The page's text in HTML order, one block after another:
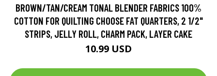
BROWN/TAN/CREAM TONAL BLENDER FABRICS 100%
COTTON FOR QUILTING CHOOSE FAT QUARTERS, 2 1/2"
STRIPS, JELLY ROLL, CHARM PACK, LAYER CAKE
10.99 USD